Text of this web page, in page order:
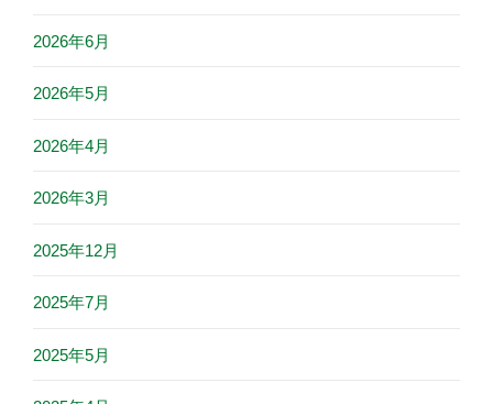
2026年6月
2026年5月
2026年4月
2026年3月
2025年12月
2025年7月
2025年5月